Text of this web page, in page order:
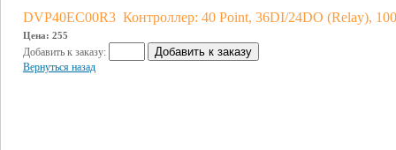
DVP40EC00R3 Контроллер: 40 Point, 36DI/24DO (Relay),
Цена: 255
Добавить к заказу:
Вернуться назад